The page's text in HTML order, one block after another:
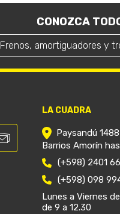
CONOZCA
Frenos, amortiguadores y
LA CUADRA
Paysandú
Barrios Amorín
(+598) 2401
(+598) 098
Lunes a Viernes
de 9 a 12.30